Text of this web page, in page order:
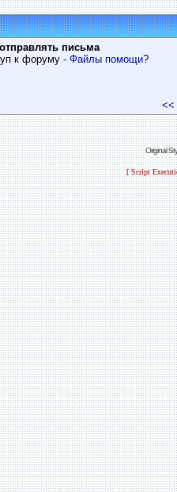
письма
к форуму - Файлы помощи?
<<
Original
[ Script